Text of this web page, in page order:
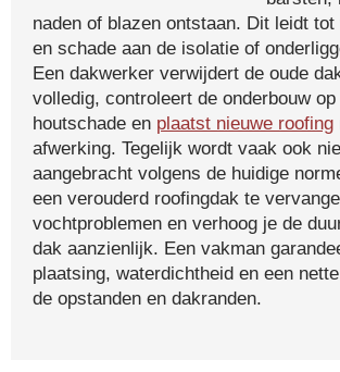
naden of blazen ontstaan. Dit leidt
en schade aan de isolatie of
Een dakwerker verwijdert de oude
volledig, controleert de onderbouw
houtschade en plaatst nieuwe roofing
afwerking. Tegelijk wordt vaak ook
aangebracht volgens de huidige
een verouderd roofingdak te
vochtproblemen en verhoog je de
dak aanzienlijk. Een vakman
plaatsing, waterdichtheid en een
de opstanden en dakranden.